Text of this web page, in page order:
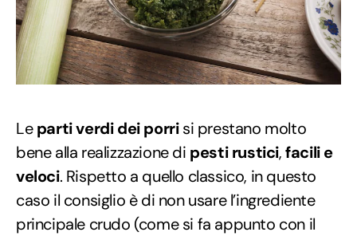
Leparti verdi dei porrisi prestano molto
bene alla realizzazione di pesti rustici,facili e
veloci. Rispetto a quello classico, in questo
caso il consiglio è di non usare l’ingrediente
principale crudo (come si fa appunto con il